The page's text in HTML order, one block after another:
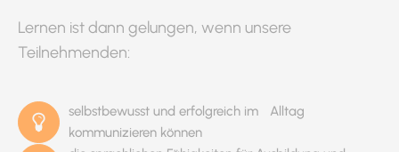
Lernen ist dann gelungen, wenn unsere
Teilnehmenden:
selbstbewusst und erfolgreich im Alltag
kommunizieren können